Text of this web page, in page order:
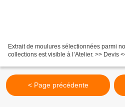
Extrait de moulures sélectionnées parmi
collections est visible à l’Atelier. >> Devis
< Page précédente